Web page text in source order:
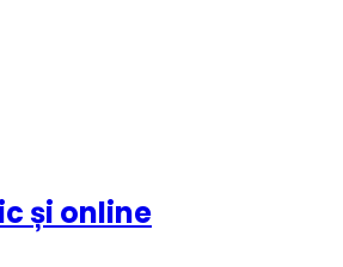
și online